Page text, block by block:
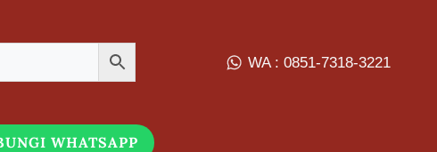
WA : 0851-7318-3221
WHATSAPP